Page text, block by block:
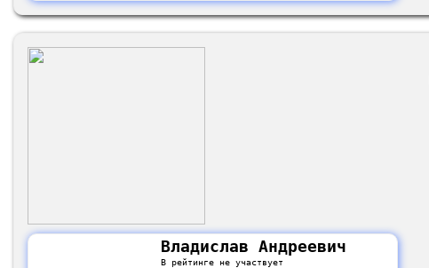
Владислав Андреевич
В рейтинге не участвует